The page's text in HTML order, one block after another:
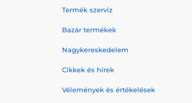
Termék szerviz
Bazár termékek
Nagykereskedelem
Cikkek és hírek
Vélemények és értékelések